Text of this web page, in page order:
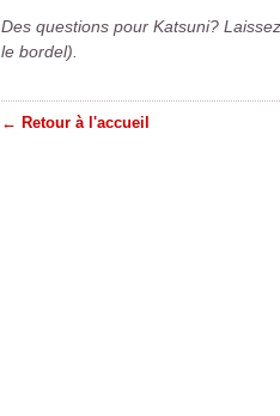
Des questions pour Katsuni?
le bordel).
← Retour à l'accueil